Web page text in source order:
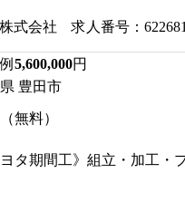
式会社 求人番号：622681
5,600,000円
豊田市
無料）
ヨタ期間工》組立・加工・